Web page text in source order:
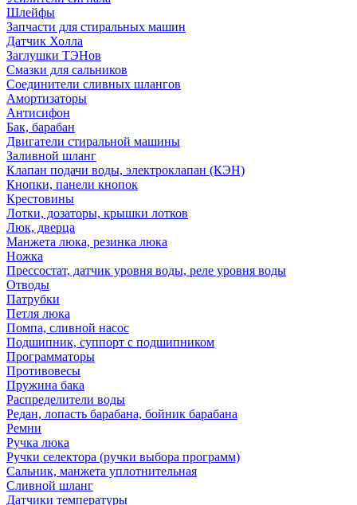
Шлейфы
Запчасти для стиральных машин
Датчик Холла
Заглушки ТЭНов
Смазки для сальников
Соединители сливных шлангов
Амортизаторы
Антисифон
Бак, барабан
Двигатели стиральной машины
Заливной шланг
Клапан подачи воды, электроклапан (КЭН)
Кнопки, панели кнопок
Крестовины
Лотки, дозаторы, крышки лотков
Люк, дверца
Манжета люка, резинка люка
Ножка
Прессостат, датчик уровня воды, реле уровня воды
Отводы
Патрубки
Петля люка
Помпа, сливной насос
Подшипник, суппорт с подшипником
Программаторы
Противовесы
Пружина бака
Распределители воды
Редан, лопасть барабана, бойник барабана
Ремни
Ручка люка
Ручки селектора (ручки выбора программ)
Сальник, манжета уплотнительная
Сливной шланг
Датчики температуры